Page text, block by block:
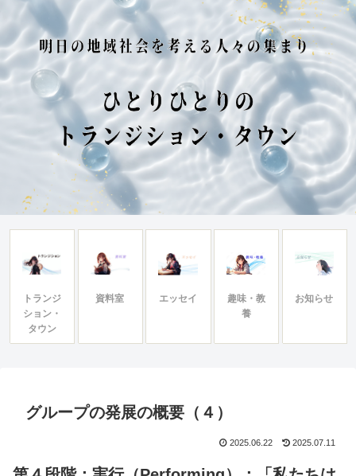
トランジ
ション・
タウン
資料室 エッセイ
趣味・教
養
お知らせ
グループの発展の概要（４）
2025.06.22 2025.07.11